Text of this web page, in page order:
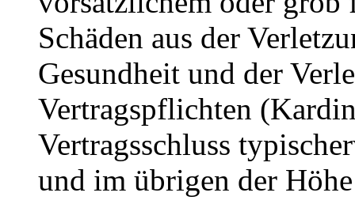
Schäden aus der
Gesundheit und der
Vertragspflichten
Vertragsschluss
und im übrigen der